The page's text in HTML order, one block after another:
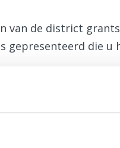
van de district
gepresenteerd die u